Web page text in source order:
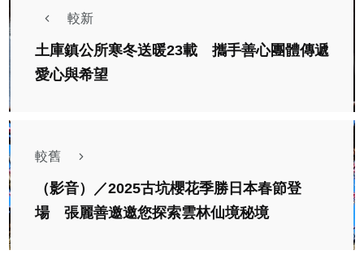
較新
土庫鎮公所寒冬送暖23載 攜手善心團體傳遞
愛心與希望
較舊
（影音）／2025古坑櫻花季勝日本春節登
場 張麗善邀邀您探索雲林仙境秘境